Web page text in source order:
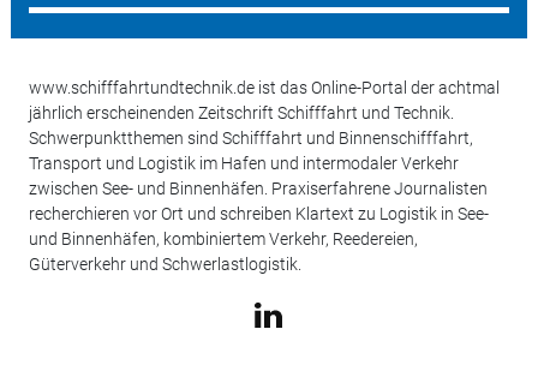
www.schifffahrtundtechnik.de ist das Online-Portal der achtmal
jährlich erscheinenden Zeitschrift Schifffahrt und Technik.
Schwerpunktthemen sind Schifffahrt und Binnenschifffahrt,
Transport und Logistik im Hafen und intermodaler Verkehr
zwischen See- und Binnenhäfen. Praxiserfahrene Journalisten
recherchieren vor Ort und schreiben Klartext zu Logistik in See-
und Binnenhäfen, kombiniertem Verkehr, Reedereien,
Güterverkehr und Schwerlastlogistik.